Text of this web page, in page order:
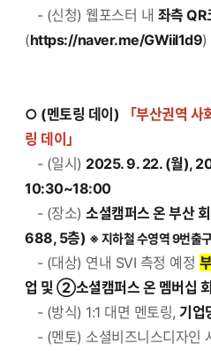
- (신청) 웹포스터 내 좌측 QR
(https://naver.me/GWiil1d9)
○ (멘토링 데이)
「부산권역
링 데이」
- (일시) 2025. 9. 22. (월),
10:30~18:00
- (장소) 소셜캠퍼스 온 부산
688, 5층) ※ 지하철 수영역 9번출
- (대상) 연내 SVI 측정 예정
업 및 ②소셜캠퍼스 온 멤버십
- (방식) 1:1 대면 멘토링, 기업
- (멘토) 소셜비즈니스디자인